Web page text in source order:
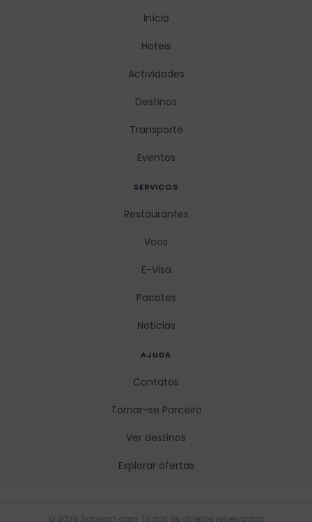
Início
Hoteis
Actividades
Destinos
Transporte
Eventos
SERVICOS
Restaurantes
Voos
E-Visa
Pacotes
Noticias
AJUDA
Contatos
Tornar-se Parceiro
Ver destinos
Explorar ofertas
© 2026 Sabeinn.com Todos os direitos reservados